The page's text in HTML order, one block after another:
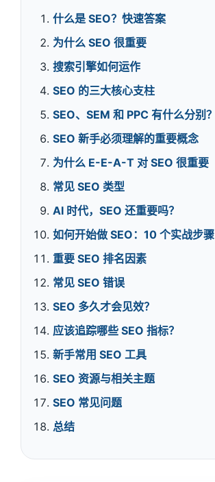
什么是 SEO？快速答案
为什么 SEO 很重要
搜索引擎如何运作
SEO 的三大核心支柱
SEO、SEM 和 PPC 有什么分别？
SEO 新手必须理解的重要概念
为什么 E-E-A-T 对 SEO 很重要
常见 SEO 类型
AI 时代，SEO 还重要吗？
如何开始做 SEO：10 个实战步骤
重要 SEO 排名因素
常见 SEO 错误
SEO 多久才会见效？
应该追踪哪些 SEO 指标？
新手常用 SEO 工具
SEO 资源与相关主题
SEO 常见问题
总结